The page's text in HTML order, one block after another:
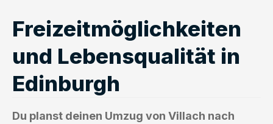
Freizeitmöglichkeiten
und Lebensqualität in
Edinburgh
Du planst deinen Umzug von Villach nach